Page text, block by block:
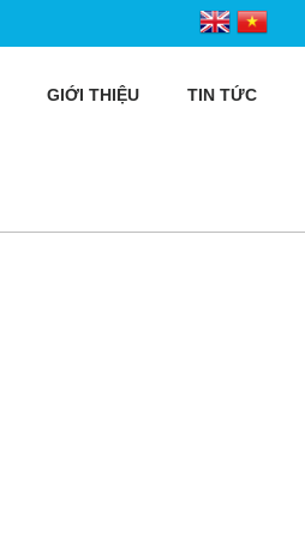
GIỚI THIỆU TIN TỨC